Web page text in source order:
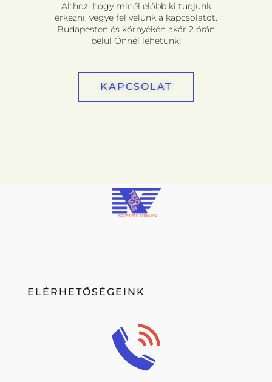
Ahhoz, hogy minél előbb ki tudjunk
érkezni, vegye fel velünk a kapcsolatot.
Budapesten és környékén akár 2 órán
belül Önnél lehetünk!
KAPCSOLAT
ELÉRHETŐSÉGEINK